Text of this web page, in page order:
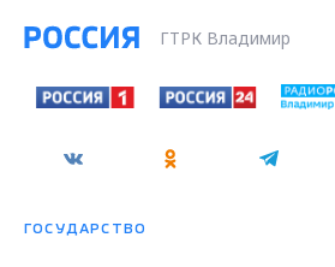
ГТРК Владимир
ГОСУДАРСТВО